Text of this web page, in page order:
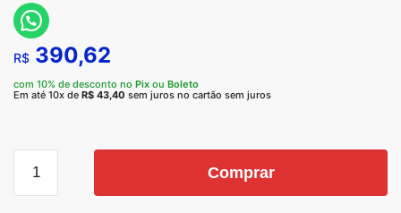
R$ 390,62
com 10% de desconto no Pix ou Boleto
Em até 10x de R$ 43,40 sem juros no cartão sem juros
Comprar